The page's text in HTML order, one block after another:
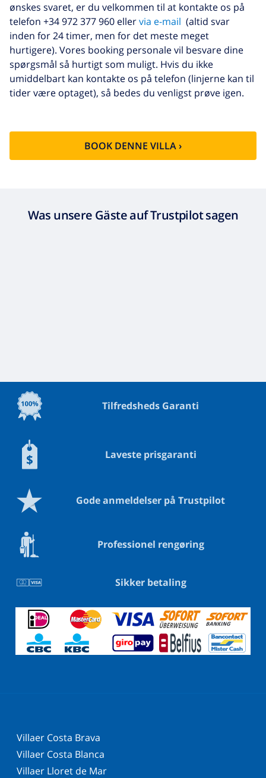
ønskes svaret, er du velkommen til at kontakte os på
telefon +34 972 377 960 ellervia e-mail (altid svar
inden for 24 timer, men for det meste meget
hurtigere). Vores booking personale vil besvare dine
spørgsmål så hurtigt som muligt. Hvis du ikke
umiddelbart kan kontakte os på telefon (linjerne kan til
tider være optaget), så bedes du venligst prøve igen.
BOOK DENNE VILLA ›
Was unsere Gäste auf Trustpilot sagen
Tilfredsheds Garanti
Laveste prisgaranti
Gode anmeldelser på Trustpilot
Professionel rengøring
Sikker betaling
Villaer Costa Brava
Villaer Costa Blanca
Villaer Lloret de Mar